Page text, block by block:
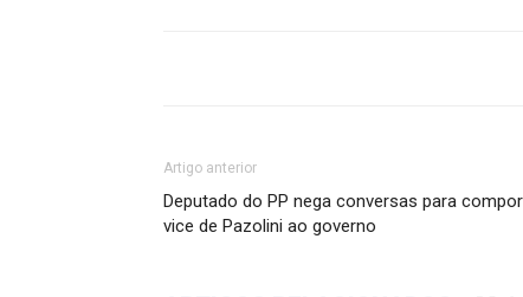
Artigo anterior
Deputado do PP nega conversas para compor
vice de Pazolini ao governo